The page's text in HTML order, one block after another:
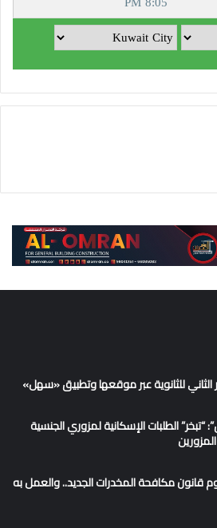
الثاني للثانوية عبر موقعها وتطبيق «سهل»
“تبخر” الطلبات الإسكانية لمزوري الجنسية
قانون مكافحة المخدرات الجديد.. والعمل به